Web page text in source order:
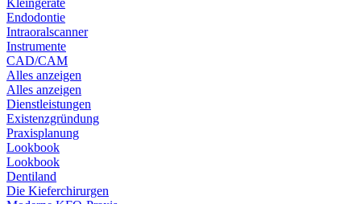
Kleingeräte
Endodontie
Intraoralscanner
Instrumente
CAD/CAM
Alles anzeigen
Alles anzeigen
Dienstleistungen
Existenzgründung
Praxisplanung
Lookbook
Lookbook
Dentiland
Die Kieferchirurgen